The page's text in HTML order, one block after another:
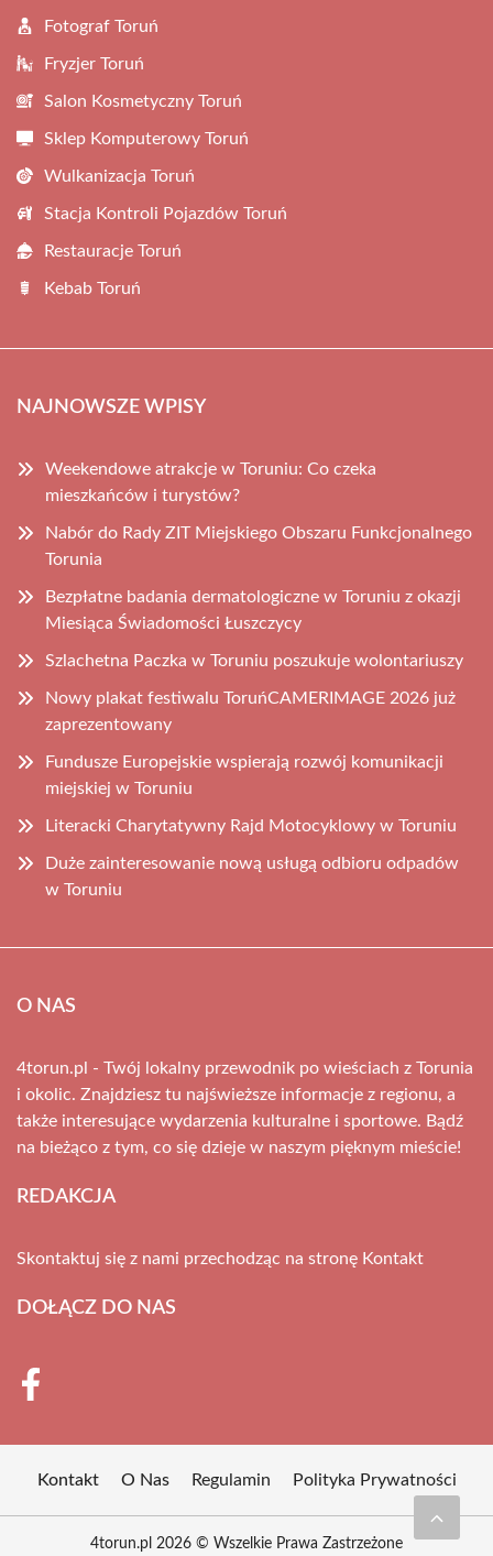
Fotograf Toruń
Fryzjer Toruń
Salon Kosmetyczny Toruń
Sklep Komputerowy Toruń
Wulkanizacja Toruń
Stacja Kontroli Pojazdów Toruń
Restauracje Toruń
Kebab Toruń
NAJNOWSZE WPISY
Weekendowe atrakcje w Toruniu: Co czeka
mieszkańców i turystów?
Nabór do Rady ZIT Miejskiego Obszaru Funkcjonalnego
Torunia
Bezpłatne badania dermatologiczne w Toruniu z okazji
Miesiąca Świadomości Łuszczycy
Szlachetna Paczka w Toruniu poszukuje wolontariuszy
Nowy plakat festiwalu ToruńCAMERIMAGE 2026 już
zaprezentowany
Fundusze Europejskie wspierają rozwój komunikacji
miejskiej w Toruniu
Literacki Charytatywny Rajd Motocyklowy w Toruniu
Duże zainteresowanie nową usługą odbioru odpadów
w Toruniu
O NAS
4torun.pl - Twój lokalny przewodnik po wieściach z Torunia
i okolic. Znajdziesz tu najświeższe informacje z regionu, a
także interesujące wydarzenia kulturalne i sportowe. Bądź
na bieżąco z tym, co się dzieje w naszym pięknym mieście!
REDAKCJA
Skontaktuj się z nami przechodząc na stronę Kontakt
DOŁĄCZ DO NAS
Kontakt O Nas Regulamin Polityka Prywatności
4torun.pl 2026 © Wszelkie Prawa Zastrzeżone